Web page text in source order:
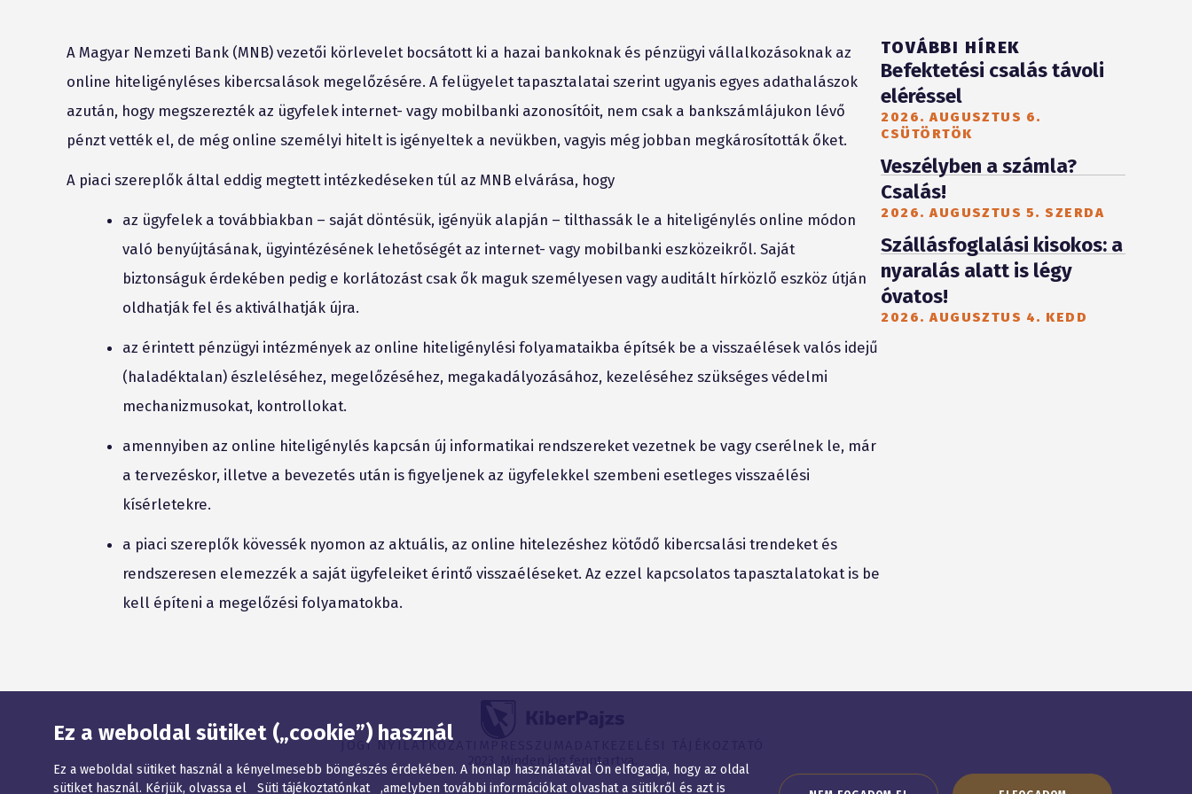
A Magyar Nemzeti Bank (MNB) vezetői körlevelet bocsátott ki a hazai bankoknak és pénzügyi vállalkozásoknak az
online hiteligényléses kibercsalások megelőzésére. A felügyelet tapasztalatai szerint ugyanis egyes adathalászok
azután, hogy megszerezték az ügyfelek internet- vagy mobilbanki azonosítóit, nem csak a bankszámlájukon lévő
pénzt vették el, de még online személyi hitelt is igényeltek a nevükben, vagyis még jobban megkárosították őket.
A piaci szereplők által eddig megtett intézkedéseken túl az MNB elvárása, hogy
az ügyfelek a továbbiakban – saját döntésük, igényük alapján – tilthassák le a hiteligénylés online módon
való benyújtásának, ügyintézésének lehetőségét az internet- vagy mobilbanki eszközeikről. Saját
biztonságuk érdekében pedig e korlátozást csak ők maguk személyesen vagy auditált hírközlő eszköz útján
oldhatják fel és aktiválhatják újra.
az érintett pénzügyi intézmények az online hiteligénylési folyamataikba építsék be a visszaélések valós idejű
(haladéktalan) észleléséhez, megelőzéséhez, megakadályozásához, kezeléséhez szükséges védelmi
mechanizmusokat, kontrollokat.
amennyiben az online hiteligénylés kapcsán új informatikai rendszereket vezetnek be vagy cserélnek le, már
a tervezéskor, illetve a bevezetés után is figyeljenek az ügyfelekkel szembeni esetleges visszaélési
kísérletekre.
a piaci szereplők kövessék nyomon az aktuális, az online hitelezéshez kötődő kibercsalási trendeket és
rendszeresen elemezzék a saját ügyfeleiket érintő visszaéléseket. Az ezzel kapcsolatos tapasztalatokat is be
kell építeni a megelőzési folyamatokba.
TOVÁBBI HÍREK
Befektetési csalás távoli
eléréssel
2026. AUGUSZTUS 6.
CSÜTÖRTÖK
Veszélyben a számla?
Csalás!
2026. AUGUSZTUS 5. SZERDA
Szállásfoglalási kisokos: a
nyaralás alatt is légy
óvatos!
2026. AUGUSZTUS 4. KEDD
JOGI NYILATKOZAT
2023. Minden jog fenntartva.
Ez a weboldal sütiket („cookie”) használ
Ez a weboldal sütiket használ a kényelmesebb böngészés érdekében. A honlap használatával Ön elfogadja, hogy az oldal
sütiket használ. Kérjük, olvassa el Süti tájékoztatónkat ,amelyben további információkat olvashat a sütikről és azt is